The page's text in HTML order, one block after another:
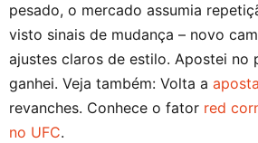
pesado, o mercado assumia
visto sinais de mudança – novo
ajustes claros de estilo. Apostei no
ganhei. Veja também: Volta a
revanches. Conhece o fator red
no UFC.